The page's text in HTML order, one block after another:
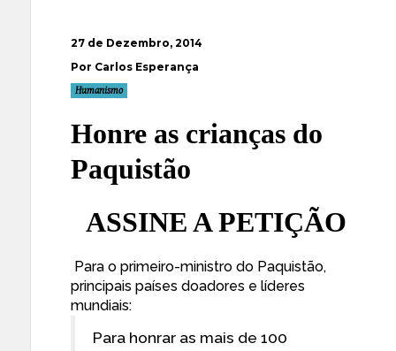
27 de Dezembro, 2014
Por Carlos Esperança
Humanismo
Honre as crianças do
Paquistão
ASSINE A PETIÇÃO
Para o primeiro-ministro do Paquistão,
principais países doadores e líderes
mundiais:
Para honrar as mais de 100